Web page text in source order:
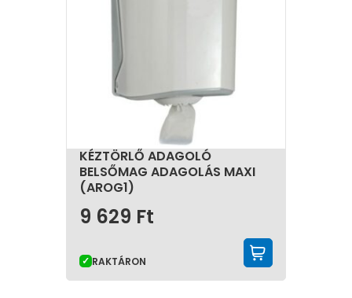
KÉZTÖRLŐ ADAGOLÓ
BELSŐMAG ADAGOLÁS MAXI
(AROG1)
9 629 Ft
RAKTÁRON